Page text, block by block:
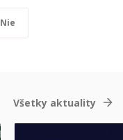
Nie
Všetky aktuality